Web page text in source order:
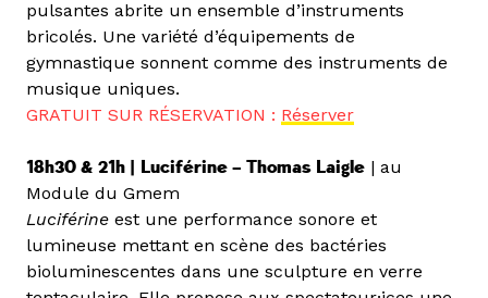
pulsantes abrite un ensemble d’instruments
bricolés. Une variété d’équipements de
gymnastique sonnent comme des instruments de
musique uniques.
GRATUIT SUR RÉSERVATION : Réserver
18h30 & 21h | Luciférine – Thomas Laigle | au
Module du Gmem
Luciférine est une performance sonore et
lumineuse mettant en scène des bactéries
bioluminescentes dans une sculpture en verre